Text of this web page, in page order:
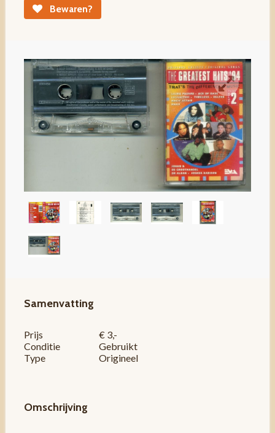
Bewaren?
Samenvatting
Prijs
€ 3,-
Conditie
Gebruikt
Type
Origineel
Omschrijving